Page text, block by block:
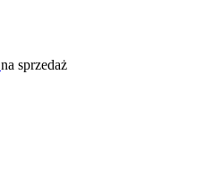
na sprzedaż